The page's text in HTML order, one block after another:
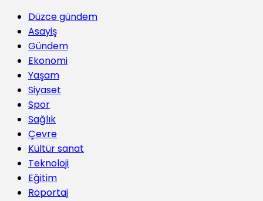
Düzce gündem
Asayiş
Gündem
Ekonomi
Yaşam
Siyaset
Spor
Sağlık
Çevre
Kültür sanat
Teknoloji
Eğitim
Röportaj